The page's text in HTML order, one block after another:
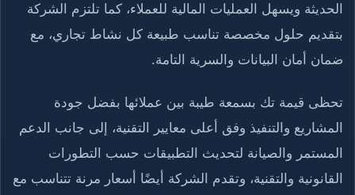
الحديثة ويسهل العمليات المالية للعملاء، كما تلتزم الشركة
بتقديم حلول مخصصة تناسب طبيعة كل نشاط تجاري، مع
ضمان أمان البيانات والسرية التامة.
تحظى قيمة تك بسمعة طيبة بين عملائها بفضل جودة
المشاريع والتنفيذ وفق أعلى معايير التقنية، إلى جانب الدعم
المستمر والصيانة لتحديث التطبيقات حسب التطورات
القانونية والتقنية، وتقدم الشركة أيضًا أسعار مرنة تتناسب مع